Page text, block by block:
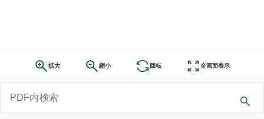
拡大 縮小 回転 全画面表示